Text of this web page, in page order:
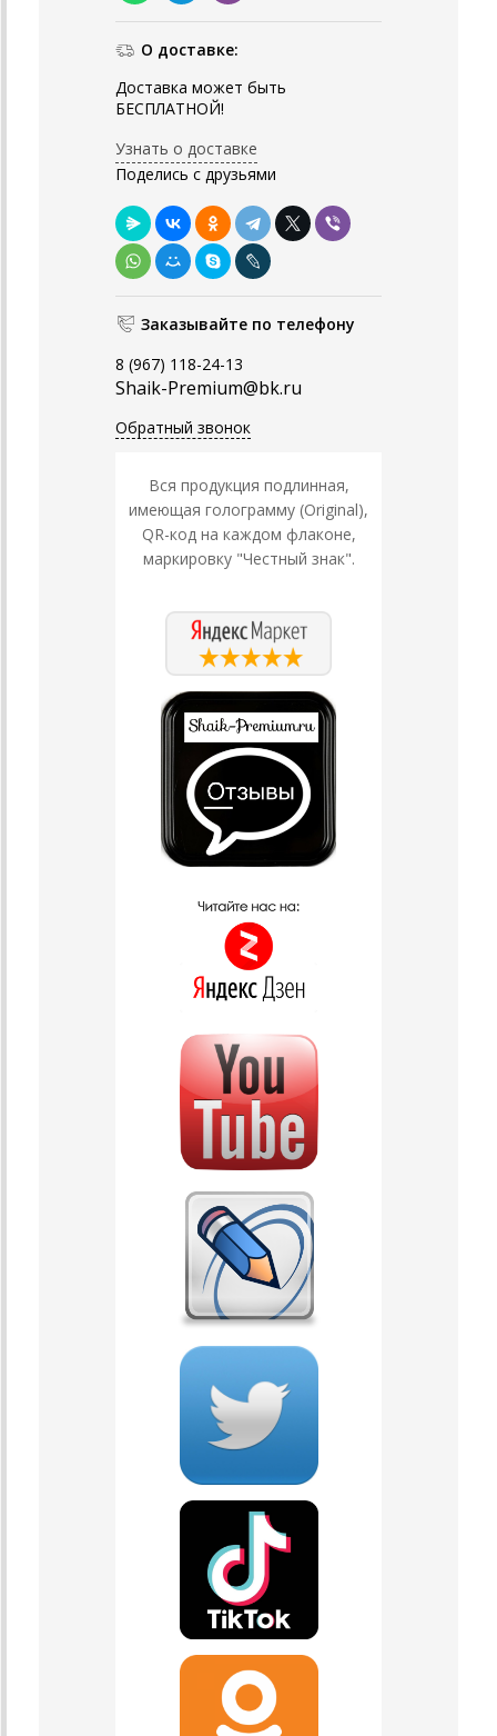
О доставке:
Доставка может быть
БЕСПЛАТНОЙ!
Узнать о доставке
Поделись с друзьями
Заказывайте по телефону
8 (967) 118-24-13
Shaik-Premium@bk.ru
Обратный звонок
Вся продукция подлинная,
имеющая голограмму (Original),
QR-код на каждом флаконе,
маркировку "Честный знак".